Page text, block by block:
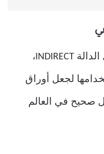
الآن بعد أن فهمنا كيفية عمل الدالة INDIRECT،
لجعل أوراق
صحيح في العالم